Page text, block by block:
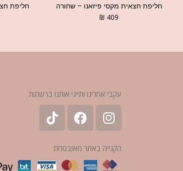
חליפת חצאית מקסי פיזאנו – שחורה
₪ 409
חליפת
עקבי אחרינו ותייגי אותנו ברשתות
הקנייה באתר מאובטחת